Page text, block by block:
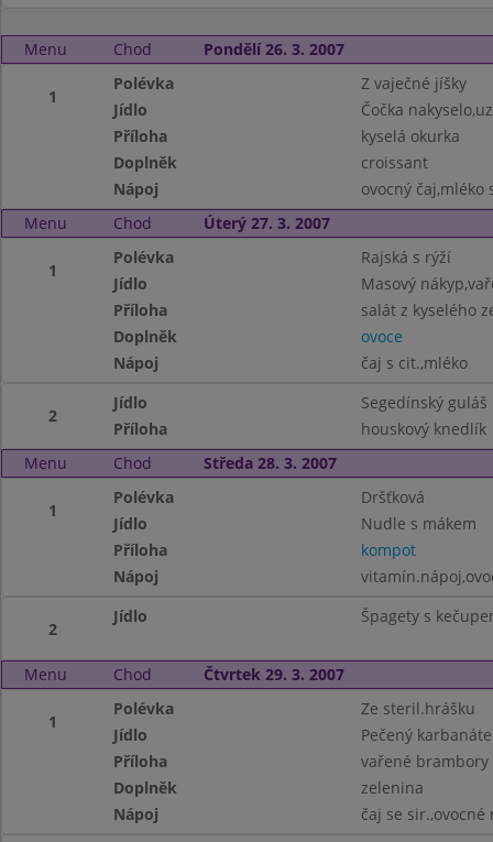
Menu Chod Pondělí 26. 3. 2007
1
Polévka
Z vaječné jíšky
Jídlo
Čočka
Příloha
kyselá okurka
Doplněk
croissant
Nápoj
ovocný čaj,mléko
Menu
Chod Úterý 27. 3. 2007
1
Polévka
Rajská s rýží
Jídlo
Masový
Příloha
salát z kyselého
Doplněk
ovoce
Nápoj
čaj s cit.,mléko
2
Jídlo
Segedínský guláš
Příloha
houskový knedlík
Menu
Chod Středa 28. 3. 2007
1
Polévka
Dršťková
Jídlo
Nudle s mákem
Příloha
kompot
Nápoj
2
Jídlo Špagety s
Menu Chod Čtvrtek 29. 3. 2007
1
Polévka
Ze steril.hrášku
Jídlo
Pečený
Příloha
vařené brambory
Doplněk
zelenina
Nápoj
čaj se sir.,ovocné